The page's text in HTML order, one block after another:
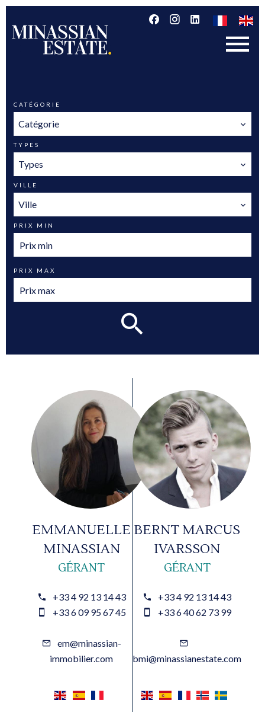
CATÉGORIE
Catégorie
TYPES
Types
VILLE
Ville
PRIX MIN
PRIX MAX
EMMANUELLE
MINASSIAN
GÉRANT
+33 4 92 13 14 43
+33 6 09 95 67 45
em@minassian-
immobilier.com
BERNT MARCUS
IVARSSON
GÉRANT
+33 4 92 13 14 43
+33 6 40 62 73 99
bmi@minassianestate.com